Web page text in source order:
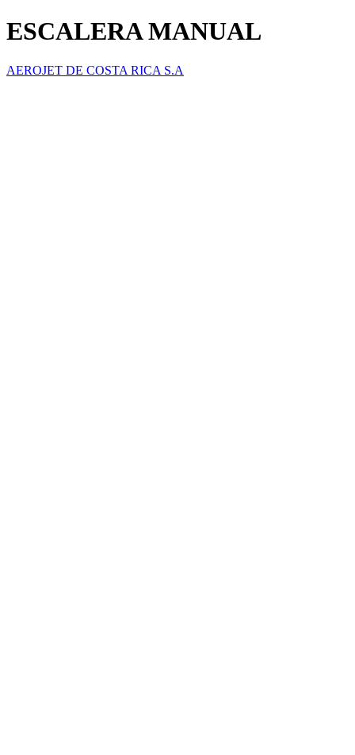
ESCALERA MANUAL
AEROJET DE COSTA RICA S.A